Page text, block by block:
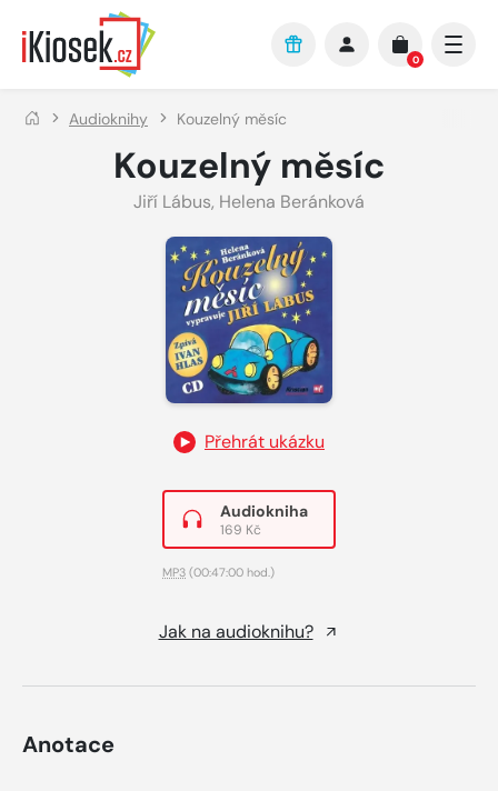
Přejít na hlavní obsah
0
Audioknihy Kouzelný měsíc
Kouzelný měsíc
Jiří Lábus, Helena Beránková
Přehrát ukázku
Audiokniha
169 Kč
MP3 (00:47:00 hod.)
Jak na audioknihu?
Anotace